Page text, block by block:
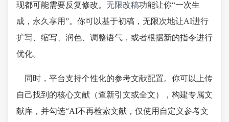
现都可能需要反复修改。 无限改稿功能让你“一次生
成，永久享用”。你可以基于初稿，无限次地让AI进行
扩写、缩写、润色、调整语气，或者根据新的指令进行
优化。
同时，平台支持个性化的参考文献配置。你可以上传
自己找到的核心文献（查新引文或全文），构建专属文
献库，并勾选“AI不再检索文献，仅使用自定义参考文